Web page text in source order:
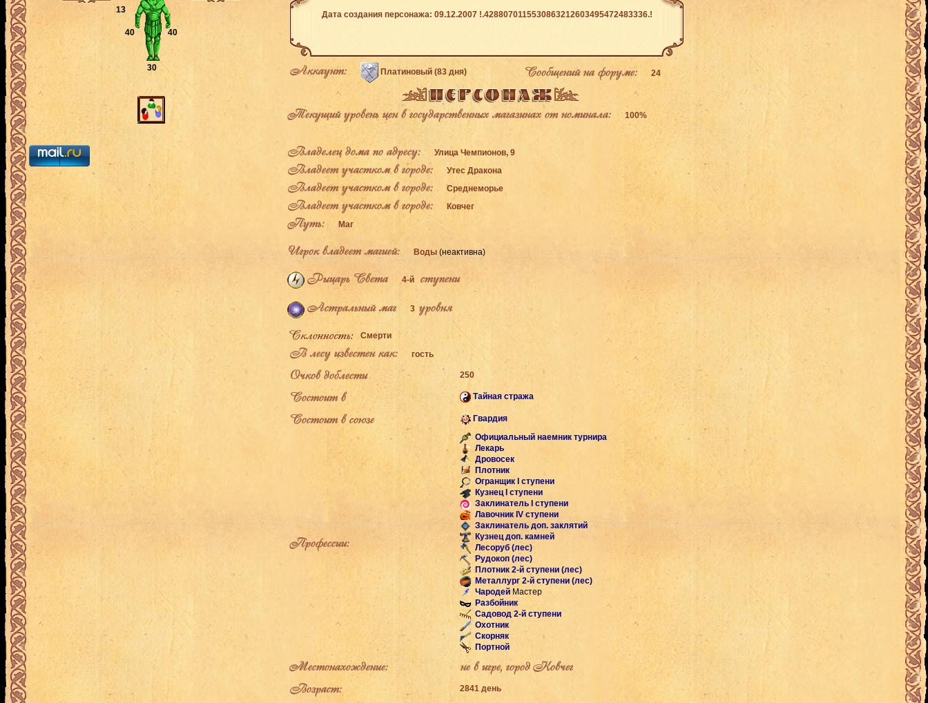
13
30
40 40
Дата создания персонажа: 09.12.2007 !.4288070115530863212603495472483336.!
Аккаунт: Платиновый (83 дня) Сообщений на форуме: 24
Текущий уровень цен в государственных магазинах от номинала: 100%
Владелец дома по адресу: Улица Чемпионов, 9
Владеет участком в городе: Утес Дракона
Владеет участком в городе: Среднеморье
Владеет участком в городе: Ковчег
Путь: Маг
Игрок владеет магией: Воды (неактивна)
Рыцарь Света 4-й
ступени
Астральный маг
3 уровня
Смерти
В лесу известен как: гость
Очков доблести 250
Состоит в Тайная стража
Состоит в союзе Гвардия
Профессии:
Официальный наемник турнира
Лекарь
Дровосек
Плотник
Огранщик I ступени
Кузнец I ступени
Заклинатель I ступени
Лавочник IV ступени
Заклинатель доп. заклятий
Кузнец доп. камней
Лесоруб (лес)
Рудокоп (лес)
Плотник 2-й ступени (лес)
Металлург 2-й ступени (лес)
Чародей Мастер
Разбойник
Садовод 2-й ступени
Охотник
Скорняк
Портной
Местонахождение:
не в игре, город Ковчег
Возраст:
2841 день